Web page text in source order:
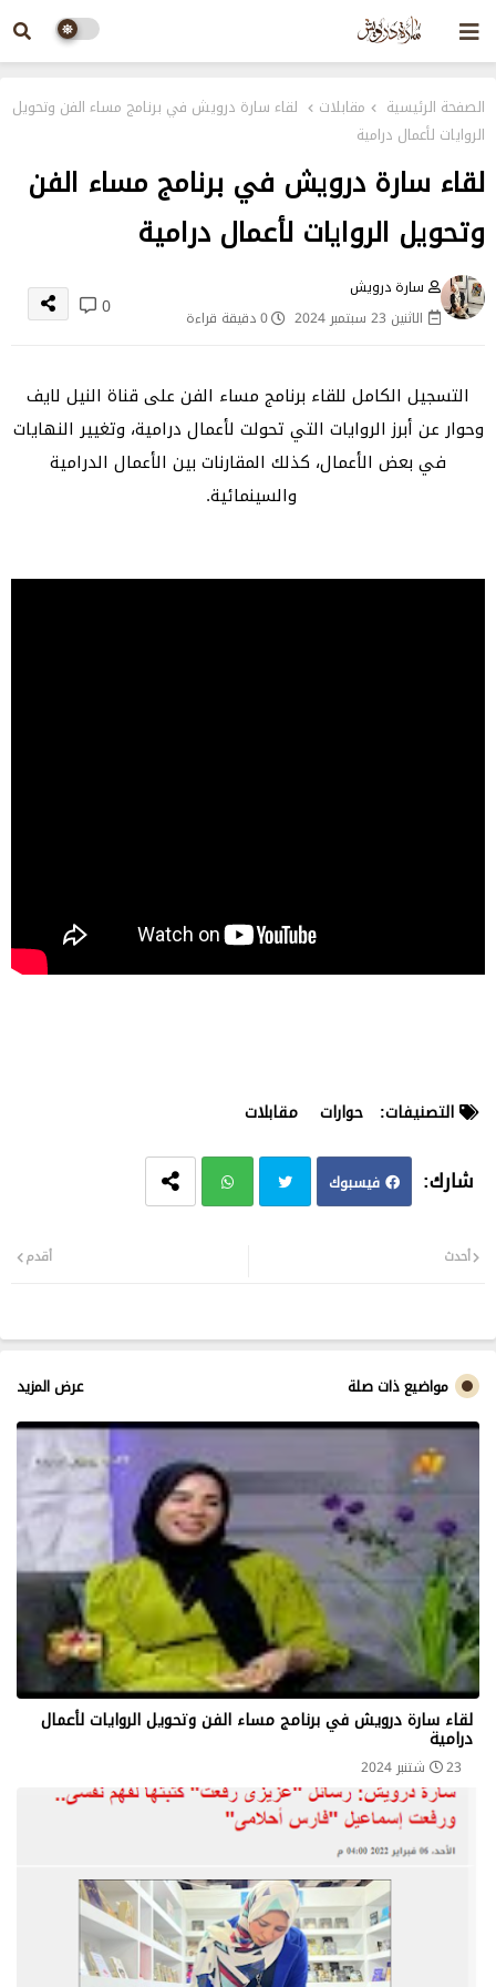
الصفحة الرئيسية مقابلات
لقاء سارة درويش في برنامج مساء الفن وتحويل
الروايات لأعمال درامية
لقاء سارة درويش في برنامج مساء الفن
وتحويل الروايات لأعمال درامية
سارة درويش
الاثنين 23 سبتمبر 2024
0 دقيقة قراءة 0
التسجيل الكامل للقاء برنامج مساء الفن على قناة النيل لايف
وحوار عن أبرز الروايات التي تحولت لأعمال درامية، وتغيير النهايات
في بعض الأعمال، كذلك المقارنات بين الأعمال الدرامية
والسينمائية.
التصنيفات: حوارات مقابلات
فيسبوك
ب
أحدث أقدم
مواضيع ذات صلة عرض المزيد
لقاء سارة درويش في برنامج مساء الفن وتحويل الروايات لأعمال
درامية
23 شتنبر 2024